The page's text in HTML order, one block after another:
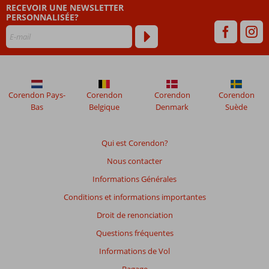
plus
de
ne
plus
affichés
afin
RECEVOIR UNE NEWSLETTER
PERSONNALISÉE?
Qui est Corendon?
Nous contacter
Informations Générales
Conditions et informations importantes
Droit de renonciation
Questions fréquentes
Informations de Vol
Corendon Pays-
Bas
Corendon
Belgique
Corendon
Denmark
Corendon
Suède